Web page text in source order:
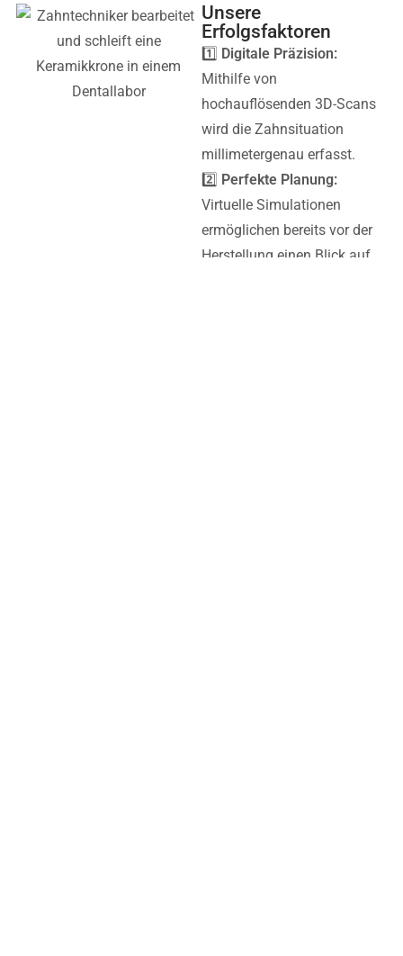
Unsere
Erfolgsfaktoren
1️⃣ Digitale Präzision:
Mithilfe von
hochauflösenden 3D-Scans
wird die Zahnsituation
millimetergenau erfasst.
2️⃣ Perfekte Planung:
Virtuelle Simulationen
ermöglichen bereits vor der
Herstellung einen Blick auf